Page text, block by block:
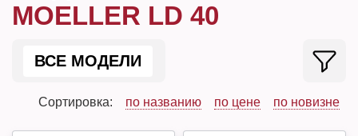
MOELLER LD 40
ВСЕ МОДЕЛИ
Сортировка: по названию по цене по новизне